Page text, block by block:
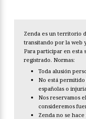
Zenda es un territorio
transitando por la web
Para participar en esta
registrado. Normas:
Toda alusión
No está
españolas o
Nos reservamos
consideremos
Zenda no se